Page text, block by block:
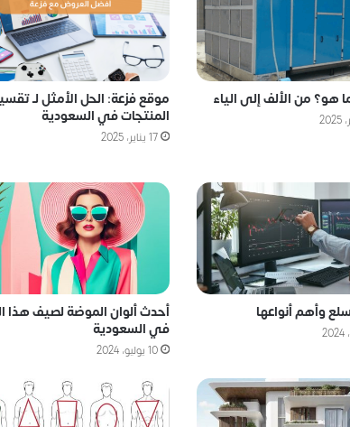
هو؟ من الألف إلى الياء
موقع فزعة: الحل الأمثل لـ
المنتجات في السعودية
17 يناير، 2025
وأهم أنواعها
أحدث ألوان الموضة لصيف هذا
في السعودية
10 يوليو، 2024